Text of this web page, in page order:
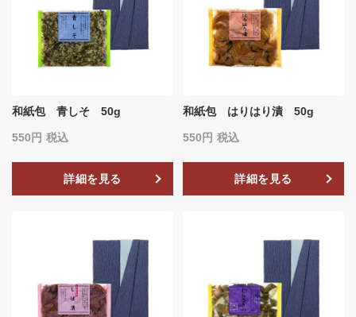
和紙包 青しそ 50g
550 税込
詳細を見る
和紙包 はりはり漬 50g
550 税込
詳細を見る